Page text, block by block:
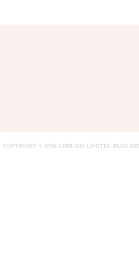
COPYRIGHT © 2026 LEER SIN LÍMITES. BLOG